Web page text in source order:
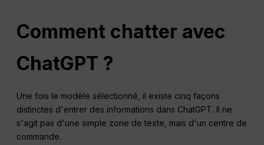
Comment chatter avec
ChatGPT ?
Une fois le modèle sélectionné, il existe cinq façons
distinctes d'entrer des informations dans ChatGPT. Il ne
s'agit pas d'une simple zone de texte, mais d'un centre de
commande.